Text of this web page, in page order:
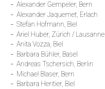
Alexander Gempeler, Bern
Alexander Jaquemet, Erlach
Stefan Hofmann, Biel
Ariel Huber, Zürich / Lausanne
Anita Vozza, Biel
Barbara Bühler, Basel
Andreas Tschersich, Berlin
Michael Blaser, Bern
Barbara Heritier, Biel